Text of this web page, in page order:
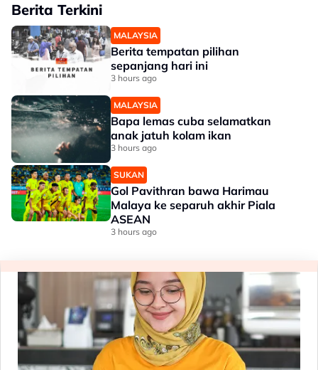
Berita Terkini
MALAYSIA
Berita tempatan pilihan
sepanjang hari ini
3 hours ago
MALAYSIA
Bapa lemas cuba selamatkan
anak jatuh kolam ikan
3 hours ago
SUKAN
Gol Pavithran bawa Harimau
Malaya ke separuh akhir Piala
ASEAN
3 hours ago